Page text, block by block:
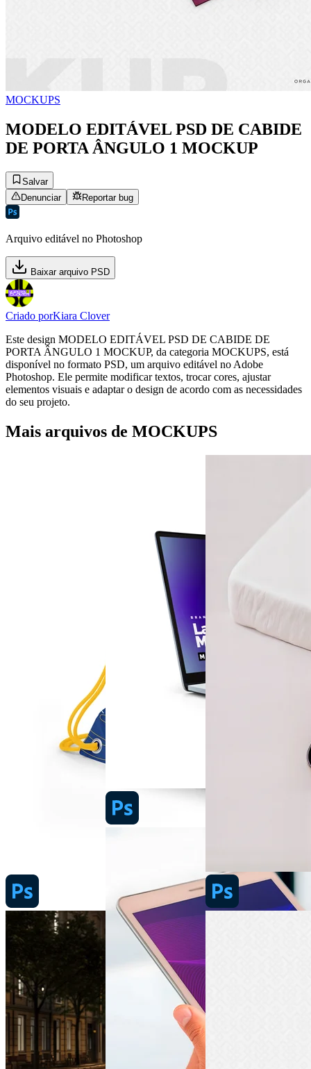
MOCKUPS
MODELO EDITÁVEL PSD DE CABIDE
DE PORTA ÂNGULO 1 MOCKUP
Salvar
Denunciar
Reportar bug
Arquivo editável no Photoshop
Baixar arquivo PSD
Criado porKiara Clover
Este design MODELO EDITÁVEL PSD DE CABIDE DE
PORTA ÂNGULO 1 MOCKUP, da categoria MOCKUPS, está
disponível no formato PSD, um arquivo editável no Adobe
Photoshop. Ele permite modificar textos, trocar cores, ajustar
elementos visuais e adaptar o design de acordo com as necessidades
do seu projeto.
Mais arquivos de MOCKUPS